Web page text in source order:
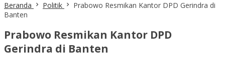
Beranda Politik
Prabowo Resmikan Kantor DPD Gerindra di
Banten
Prabowo Resmikan Kantor DPD
Gerindra di Banten